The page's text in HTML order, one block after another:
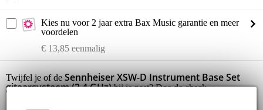
Kies nu voor 2 jaar extra Bax Music garantie en meer
voordelen
€ 13,85 eenmalig
Twijfel je of de Sennheiser XSW-D Instrument Base Set
gitaarsysteem (2.4 GHz)bij je past? Doe de check.